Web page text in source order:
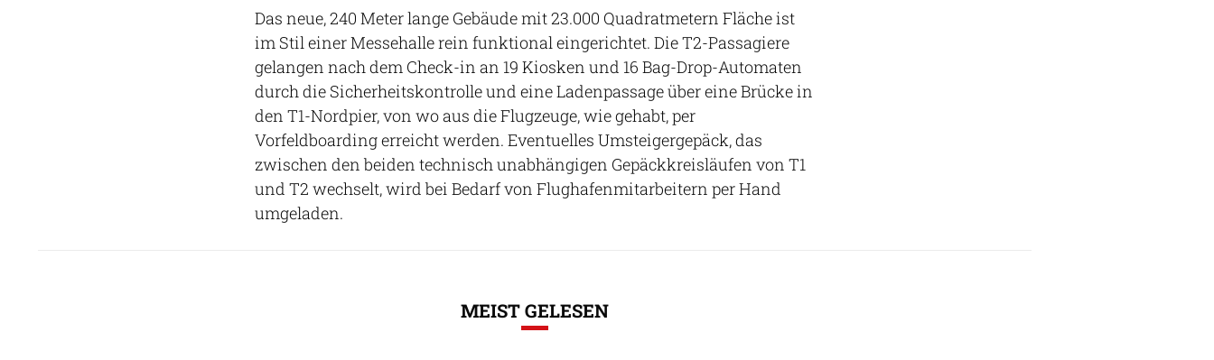
Das neue, 240 Meter lange Gebäude mit 23.000 Quadratmetern Fläche ist
im Stil einer Messehalle rein funktional eingerichtet. Die T2-Passagiere
gelangen nach dem Check-in an 19 Kiosken und 16 Bag-Drop-Automaten
durch die Sicherheitskontrolle und eine Ladenpassage über eine Brücke in
den T1-Nordpier, von wo aus die Flugzeuge, wie gehabt, per
Vorfeldboarding erreicht werden. Eventuelles Umsteigergepäck, das
zwischen den beiden technisch unabhängigen Gepäckkreisläufen von T1
und T2 wechselt, wird bei Bedarf von Flughafenmitarbeitern per Hand
umgeladen.
MEIST GELESEN